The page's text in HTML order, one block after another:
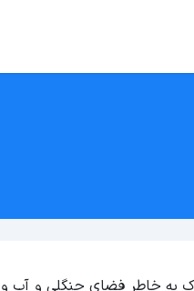
به خاطر فضای جنگلی و آب